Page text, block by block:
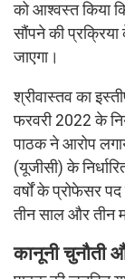
को आश्वस्त किया
सौंपने की
जाएगा।
श्रीवास्तव का
फरवरी 2022 के
पाठक ने आरोप
(यूजीसी) के
वर्षों के प्रोफेसर
तीन साल और तीन
कानूनी चुनौती